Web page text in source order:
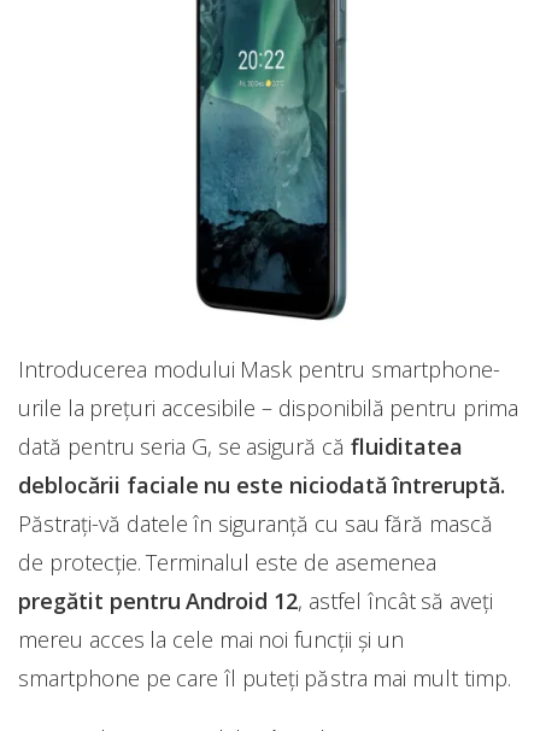
Introducerea modului Mask pentru smartphone-
urile la prețuri accesibile – disponibilă pentru prima
dată pentru seria G, se asigură că fluiditatea
deblocării faciale nu este niciodată întreruptă.
Păstrați-vă datele în siguranță cu sau fără mască
de protecție. Terminalul este de asemenea
pregătit pentru Android 12, astfel încât să aveți
mereu acces la cele mai noi funcții și un
smartphone pe care îl puteți păstra mai mult timp.